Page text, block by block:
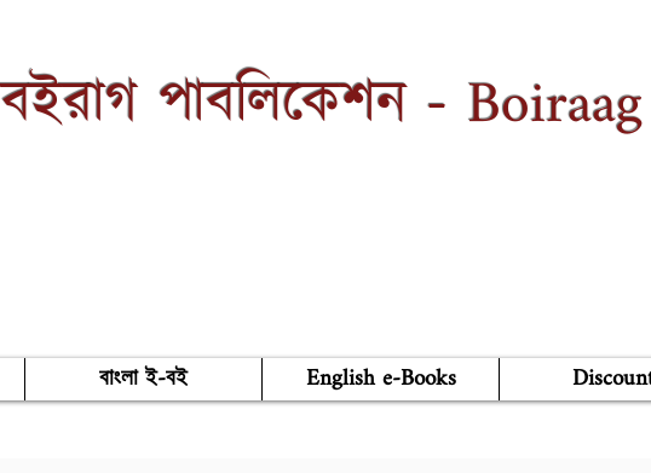
বইরাগ পাবলিকেশন -
বাংলা ই-বই English e-Books